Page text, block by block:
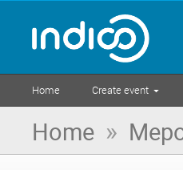
Home Create event
Home »